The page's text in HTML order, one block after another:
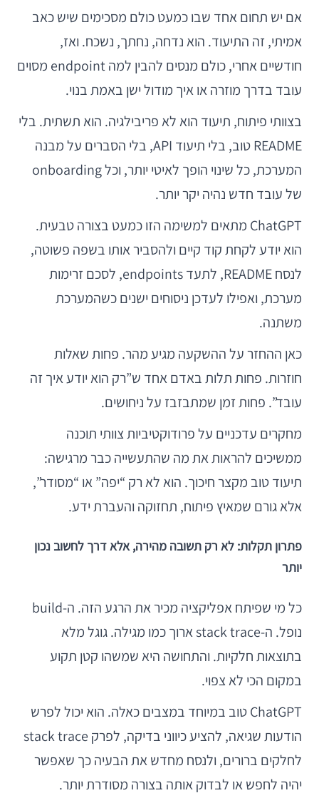
אם יש תחום אחד שבו כמעט כולם מסכימים שיש כאב
אמיתי, זה התיעוד. הוא נדחה, נחתך, נשכח. ואז,
חודשיים אחרי, כולם מנסים להבין למה endpoint מסוים
עובד בדרך מוזרה או איך מודול ישן באמת בנוי.
בצוותי פיתוח, תיעוד הוא לא פריבילגיה. הוא תשתית. בלי
README טוב, בלי תיעוד API, בלי הסברים על מבנה
המערכת, כל שינוי הופך לאיטי יותר, וכל onboarding
של עובד חדש נהיה יקר יותר.
ChatGPT מתאים למשימה הזו כמעט בצורה טבעית.
הוא יודע לקחת קוד קיים ולהסביר אותו בשפה פשוטה,
לנסח README, לתעד endpoints, לסכם זרימות
מערכת, ואפילו לעדכן ניסוחים ישנים כשהמערכת
משתנה.
כאן ההחזר על ההשקעה מגיע מהר. פחות שאלות
חוזרות. פחות תלות באדם אחד ש”רק הוא יודע איך זה
עובד”. פחות זמן שמתבזבז על ניחושים.
מחקרים עדכניים על פרודוקטיביות צוותי תוכנה
ממשיכים להראות את מה שהתעשייה כבר מרגישה:
תיעוד טוב מקצר חיכוך. הוא לא רק “יפה” או “מסודר”,
אלא גורם שמאיץ פיתוח, תחזוקה והעברת ידע.
פתרון תקלות: לא רק תשובה מהירה, אלא דרך לחשוב נכון
יותר
כל מי שפיתח אפליקציה מכיר את הרגע הזה. ה-build
נופל. ה-stack trace ארוך כמו מגילה. גוגל מלא
בתוצאות חלקיות. והתחושה היא שמשהו קטן תקוע
במקום הכי לא צפוי.
ChatGPT טוב במיוחד במצבים כאלה. הוא יכול לפרש
הודעות שגיאה, להציע כיווני בדיקה, לפרק stack trace
לחלקים ברורים, ולנסח מחדש את הבעיה כך שאפשר
יהיה לחפש או לבדוק אותה בצורה מסודרת יותר.